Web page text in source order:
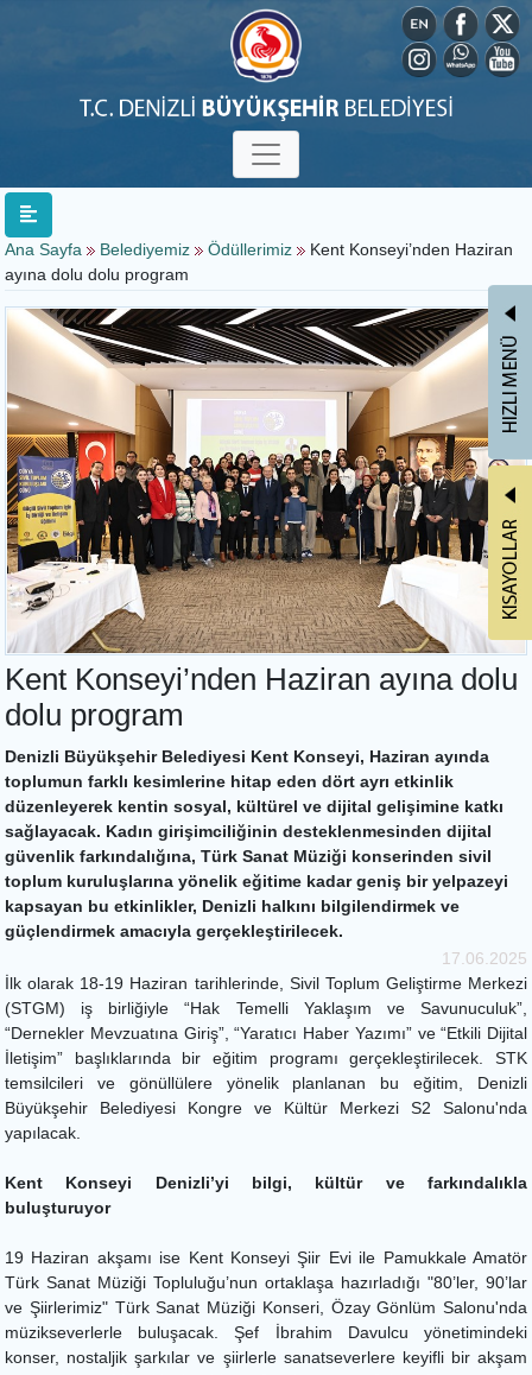
Ana Sayfa Belediyemiz Ödüllerimiz
Kent Konseyi’nden Haziran
ayına dolu dolu program
Kent Konseyi’nden Haziran ayına dolu
dolu program
Denizli Büyükşehir Belediyesi Kent Konseyi, Haziran ayında
toplumun farklı kesimlerine hitap eden dört ayrı etkinlik
düzenleyerek kentin sosyal, kültürel ve dijital gelişimine katkı
sağlayacak. Kadın girişimciliğinin desteklenmesinden dijital
güvenlik farkındalığına, Türk Sanat Müziği konserinden sivil
toplum kuruluşlarına yönelik eğitime kadar geniş bir yelpazeyi
kapsayan bu etkinlikler, Denizli halkını bilgilendirmek ve
güçlendirmek amacıyla gerçekleştirilecek.
17.06.2025
İlk olarak 18-19 Haziran tarihlerinde, Sivil Toplum Geliştirme Merkezi
(STGM) iş birliğiyle “Hak Temelli Yaklaşım ve Savunuculuk”,
“Dernekler Mevzuatına Giriş”, “Yaratıcı Haber Yazımı” ve “Etkili Dijital
İletişim” başlıklarında bir eğitim programı gerçekleştirilecek. STK
temsilcileri ve gönüllülere yönelik planlanan bu eğitim, Denizli
Büyükşehir Belediyesi Kongre ve Kültür Merkezi S2 Salonu'nda
yapılacak.
Kent Konseyi Denizli’yi bilgi, kültür ve farkındalıkla
buluşturuyor
19 Haziran akşamı ise Kent Konseyi Şiir Evi ile Pamukkale Amatör
Türk Sanat Müziği Topluluğu’nun ortaklaşa hazırladığı "80’ler, 90’lar
ve Şiirlerimiz" Türk Sanat Müziği Konseri, Özay Gönlüm Salonu'nda
müzikseverlerle buluşacak. Şef İbrahim Davulcu yönetimindeki
konser, nostaljik şarkılar ve şiirlerle sanatseverlere keyifli bir akşam